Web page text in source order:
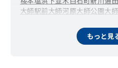
大師駅前大師河原大師公園大
南町南渡田町
四谷下町渡田渡田山王
もっと見